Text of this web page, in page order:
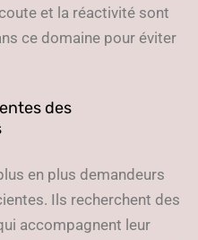
et la réactivité sont
ce domaine pour éviter
des
en plus demandeurs
Ils recherchent des
accompagnent leur